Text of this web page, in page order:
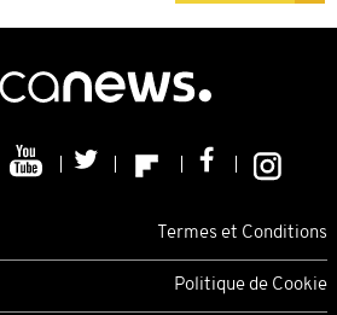
Termes et Conditions
Politique de Cookie